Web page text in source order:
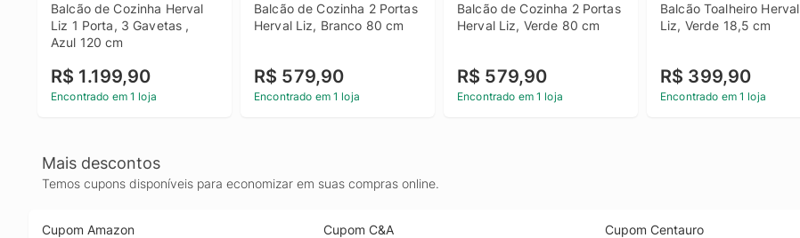
Balcão de Cozinha Herval
Liz 1 Porta, 3 Gavetas ,
Azul 120 cm
R$ 1.199,90
Encontrado em 1 loja
Balcão de Cozinha 2 Portas
Herval Liz, Branco 80 cm
R$ 579,90
Encontrado em 1 loja
Balcão de Cozinha 2 Portas
Herval Liz, Verde 80 cm
R$ 579,90
Encontrado em 1 loja
Balcão Toalheiro Herval
Liz, Verde 18,5 cm
R$ 399,90
Encontrado em 1 loja
Mais descontos
Temos cupons disponíveis para economizar em suas compras online.
Cupom Amazon
Cupom C&A
Cupom Centauro